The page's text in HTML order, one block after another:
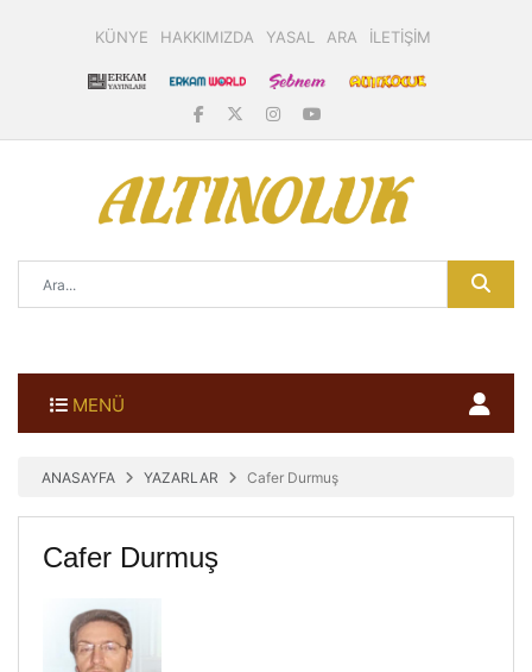
KÜNYE HAKKIMIZDA YASAL ARA İLETİŞİM
MENÜ
ANASAYFA YAZARLAR Cafer Durmuş
Cafer Durmuş